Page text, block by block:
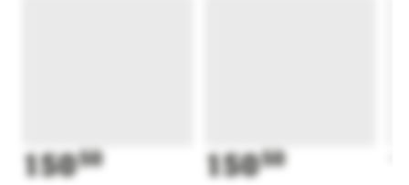
15050 15050